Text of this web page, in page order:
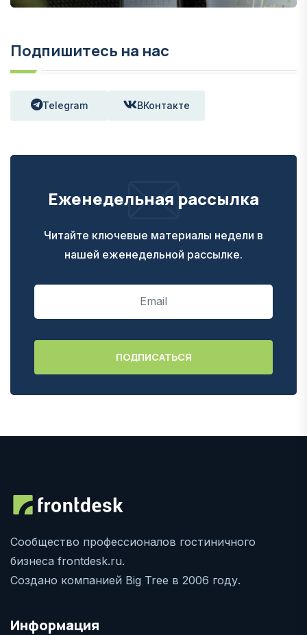
Подпишитесь на нас
Telegram ВКонтакте
Еженедельная рассылка
Читайте ключевые материалы недели в
нашей еженедельной рассылке.
Сообщество профессионалов гостиничного
бизнеса frontdesk.ru.
Создано компанией Big Tree в 2006 году.
Информация